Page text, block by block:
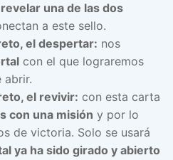
revelar una de las dos
a este sello.
el despertar: nos
con el que lograremos
el revivir: con esta carta
con una misión y por lo
de victoria. Solo se usará
ya ha sido girado y abierto